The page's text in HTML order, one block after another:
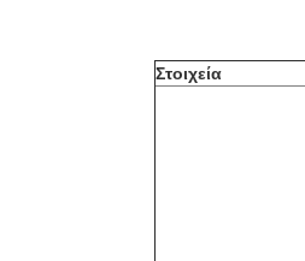
Στοιχεία